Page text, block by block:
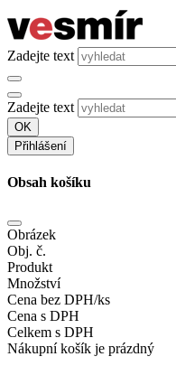
Zadejte text
Zadejte text
OK
Přihlášení
Obsah košíku
Obrázek
Obj. č.
Produkt
Množství
Cena bez DPH/ks
Cena s DPH
Celkem s DPH
Nákupní košík je prázdný